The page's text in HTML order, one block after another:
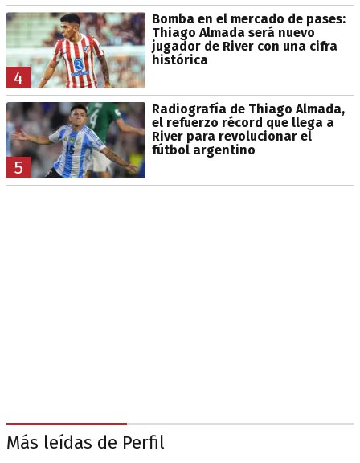
4
Bomba en el mercado de pases:
Thiago Almada será nuevo
jugador de River con una cifra
histórica
5
Radiografía de Thiago Almada,
el refuerzo récord que llega a
River para revolucionar el
fútbol argentino
Más leídas de Perfil